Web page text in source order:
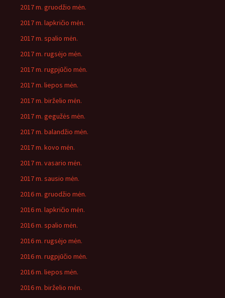
2017 m. gruodžio mėn.
2017 m. lapkričio mėn.
2017 m. spalio mėn.
2017 m. rugsėjo mėn.
2017 m. rugpjūčio mėn.
2017 m. liepos mėn.
2017 m. birželio mėn.
2017 m. gegužės mėn.
2017 m. balandžio mėn.
2017 m. kovo mėn.
2017 m. vasario mėn.
2017 m. sausio mėn.
2016 m. gruodžio mėn.
2016 m. lapkričio mėn.
2016 m. spalio mėn.
2016 m. rugsėjo mėn.
2016 m. rugpjūčio mėn.
2016 m. liepos mėn.
2016 m. birželio mėn.